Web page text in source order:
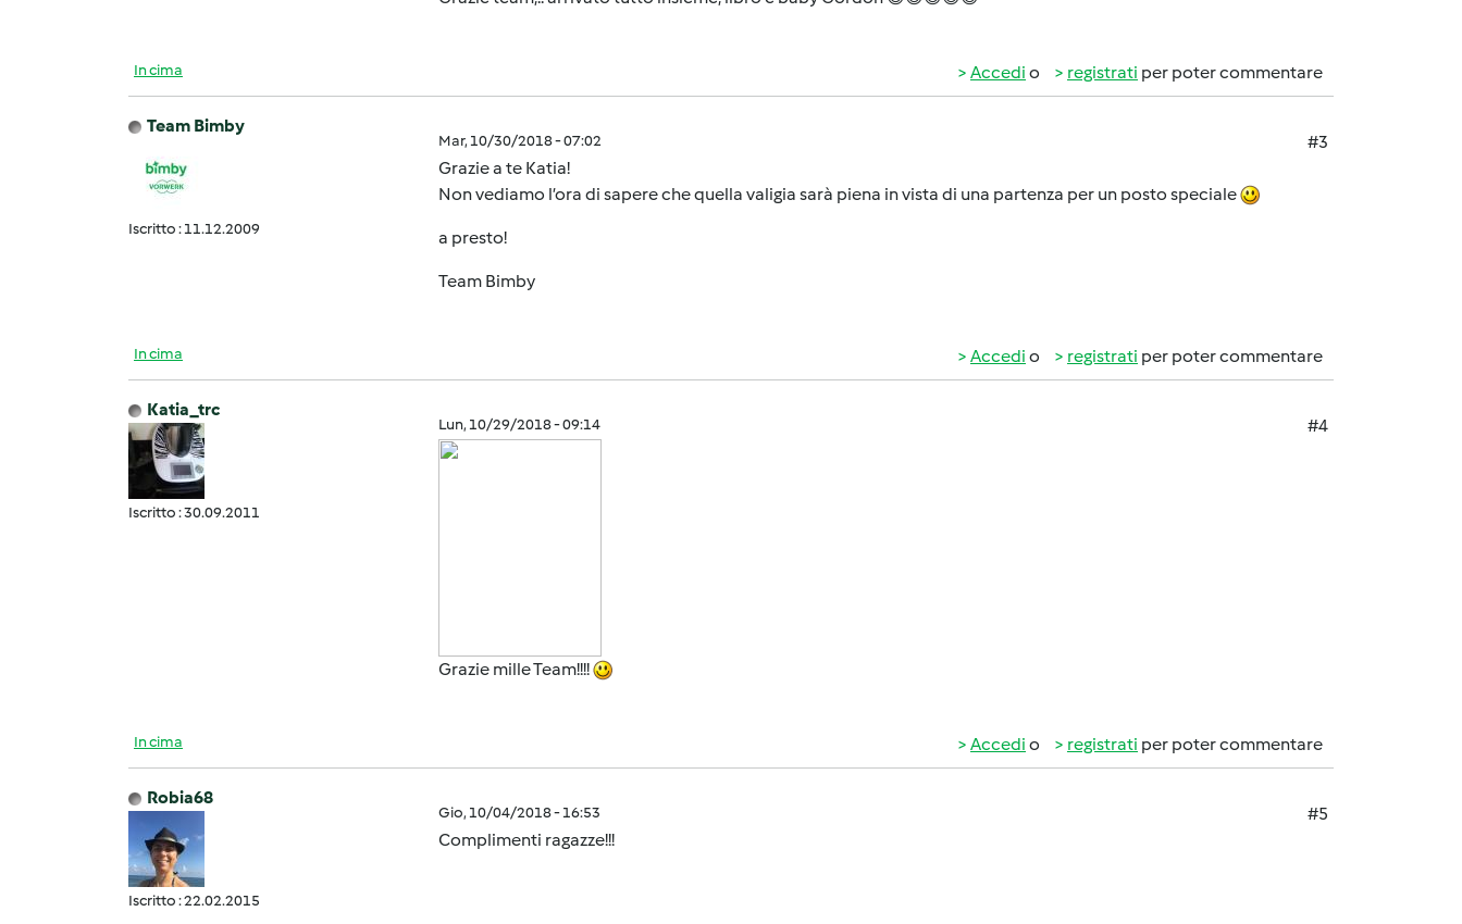
In cima Accedi o registrati per poter commentare
Team Bimby
Iscritto : 11.12.2009
Mar, 10/30/2018 - 07:02
#3
Grazie a te Katia!
Non vediamo l’ora di sapere che quella valigia sarà piena in vista di una partenza per un posto speciale
a presto!
Team Bimby
In cima Accedi o registrati per poter commentare
Katia_trc
Iscritto : 30.09.2011
Lun, 10/29/2018 - 09:14 #4
Grazie mille Team!!!!
In cima Accedi o registrati per poter commentare
Robia68
Iscritto : 22.02.2015
Gio, 10/04/2018 - 16:53
#5
Complimenti ragazze!!!